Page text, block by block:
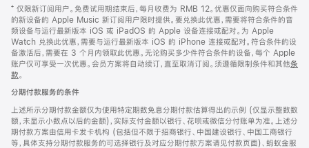
⁺ 仅限新订阅用户。免费试用期结束后，每月收费为 RMB 12。优惠仅面向购买符合条件
的新设备的 Apple Music 新订阅用户限时提供。要兑换此优惠，需要将符合条件的音
频设备与运行最新版本 iOS 或 iPadOS 的 Apple 设备连接或配对。为 Apple
Watch 兑换此优惠，需要与运行最新版本 iOS 的 iPhone 连接或配对。符合条件的设
备激活后，需要在 3 个月内领取此优惠。无论购买多少件符合条件的设备，每个 Apple
账户仅可享受一次优惠。会员方案将自动续订，直至取消订阅。须遵循限制条件和其他条
款。
窗
口
中
打
开)
分期付款服务的条件
上述所示分期付款金额仅为使用特定期数免息分期付款估算得出的示例 (仅显示整数数
额，未显示小数点以后的金额)，实际支付金额以银行、花呗或微信分付账单为准。上述分
期付款方案由信用卡发卡机构 (包括但不限于招商银行、中国建设银行、中国工商银行
等，具体支持分期付款服务的可选择银行及对应分期付款方案请见付款页面)、蚂蚁金服